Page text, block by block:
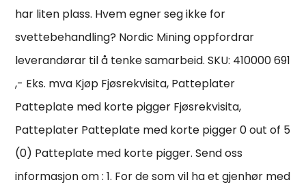
har liten plass. Hvem egner seg ikke for
svettebehandling? Nordic Mining oppfordrar
leverandørar til å tenke samarbeid. SKU: 410000 691
,- Eks. mva Kjøp Fjøsrekvisita, Patteplater
Patteplate med korte pigger Fjøsrekvisita,
Patteplater Patteplate med korte pigger 0 out of 5
(0) Patteplate med korte pigger. Send oss
informasjon om : 1. For de som vil ha et gjenhør med